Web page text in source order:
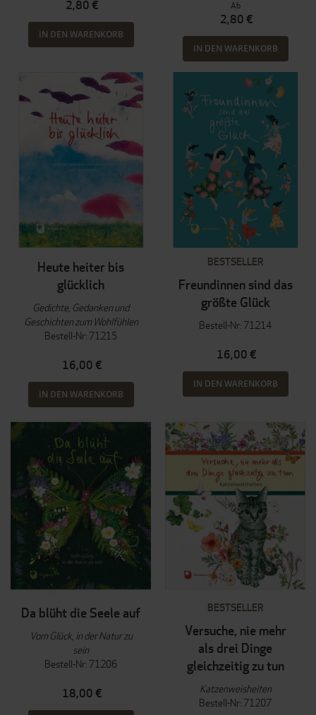
2,80 €
IN DEN WARENKORB
Ab
2,80 €
IN DEN WARENKORB
Heute heiter bis
glücklich
Gedichte, Gedanken und
Geschichten zum Wohlfühlen
Bestell-Nr: 71215
16,00 €
IN DEN WARENKORB
BESTSELLER
Freundinnen sind das
größte Glück
Bestell-Nr: 71214
16,00 €
IN DEN WARENKORB
Da blüht die Seele auf
Vom Glück, in der Natur zu
sein
Bestell-Nr: 71206
18,00 €
BESTSELLER
Versuche, nie mehr
als drei Dinge
gleichzeitig zu tun
Katzenweisheiten
Bestell-Nr: 71207